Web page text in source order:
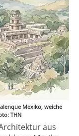
Mexiko, weiche
THN
aus